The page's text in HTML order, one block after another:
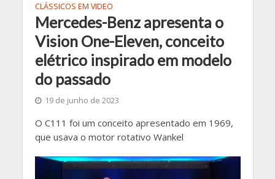
CLÁSSICOS EM VIDEO
Mercedes-Benz apresenta o
Vision One-Eleven, conceito
elétrico inspirado em modelo
do passado
19 de junho de 2023
O C111 foi um conceito apresentado em 1969,
que usava o motor rotativo Wankel